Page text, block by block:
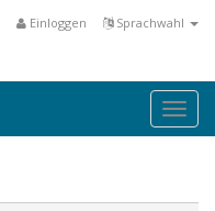
Sprachwahl
Einloggen